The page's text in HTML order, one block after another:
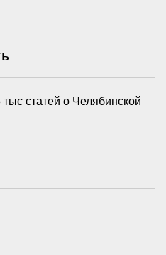
статей о Челябинской